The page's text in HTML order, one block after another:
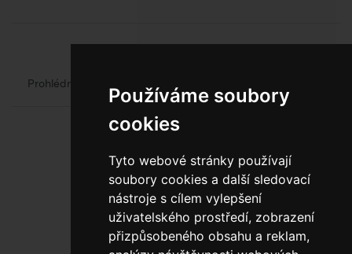
Používáme soubory
cookies
Tyto webové stránky používají
soubory cookies a další sledovací
nástroje s cílem vylepšení
uživatelského prostředí, zobrazení
přizpůsobeného obsahu a reklam,
Prohlédněte si web oficiálního výrobce obalů
800 10 10 77